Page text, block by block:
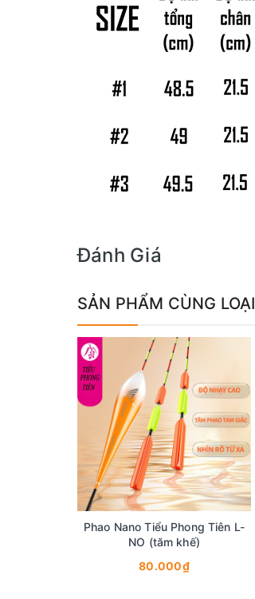
Đánh Giá
SẢN PHẨM CÙNG LOẠI
Phao Nano Tiểu Phong Tiên L-
NO (tăm khế)
80.000₫